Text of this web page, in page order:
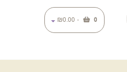
0
-
₪0.00